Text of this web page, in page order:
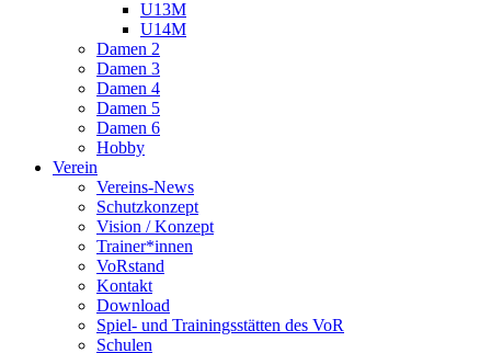
U13M
U14M
Damen 2
Damen 3
Damen 4
Damen 5
Damen 6
Hobby
Verein
Vereins-News
Schutzkonzept
Vision / Konzept
Trainer*innen
VoRstand
Kontakt
Download
Spiel- und Trainingsstätten des VoR
Schulen